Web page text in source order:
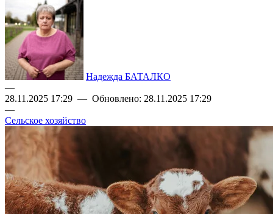
Надежда БАТАЛКО
—
28.11.2025 17:29 — Обновлено: 28.11.2025 17:29
—
Сельское хозяйство